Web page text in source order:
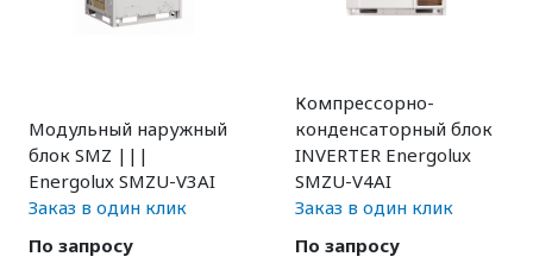
Модульный наружный
блок SMZ |||
Energolux SMZU-V3AI
Заказ в один клик
По запросу
Компрессорно-
конденсаторный блок
INVERTER Energolux
SMZU-V4AI
Заказ в один клик
По запросу